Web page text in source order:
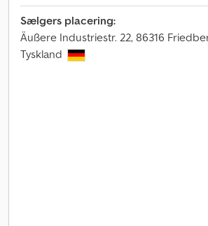
Sælgers placering:
Äußere Industriestr. 22, 86316
Tyskland